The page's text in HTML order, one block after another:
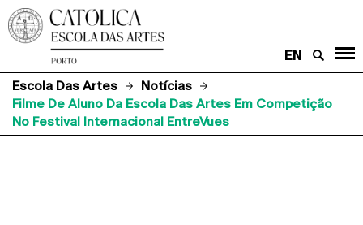
EN
Escola Das Artes
Notícias
Filme De Aluno Da Escola Das Artes Em Competição
No Festival Internacional EntreVues